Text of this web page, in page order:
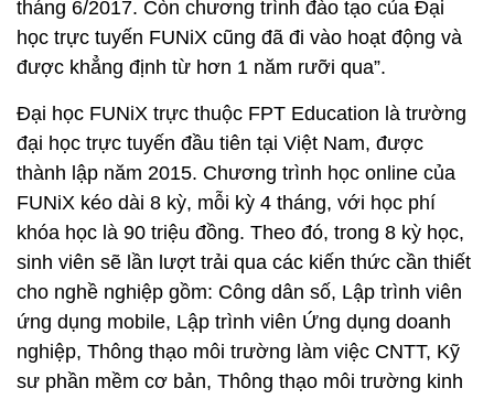
tháng 6/2017. Còn chương trình đào tạo của Đại
học trực tuyến FUNiX cũng đã đi vào hoạt động và
được khẳng định từ hơn 1 năm rưỡi qua”.
Đại học FUNiX trực thuộc FPT Education là trường
đại học trực tuyến đầu tiên tại Việt Nam, được
thành lập năm 2015. Chương trình học online của
FUNiX kéo dài 8 kỳ, mỗi kỳ 4 tháng, với học phí
khóa học là 90 triệu đồng. Theo đó, trong 8 kỳ học,
sinh viên sẽ lần lượt trải qua các kiến thức cần thiết
cho nghề nghiệp gồm: Công dân số, Lập trình viên
ứng dụng mobile, Lập trình viên Ứng dụng doanh
nghiệp, Thông thạo môi trường làm việc CNTT, Kỹ
sư phần mềm cơ bản, Thông thạo môi trường kinh